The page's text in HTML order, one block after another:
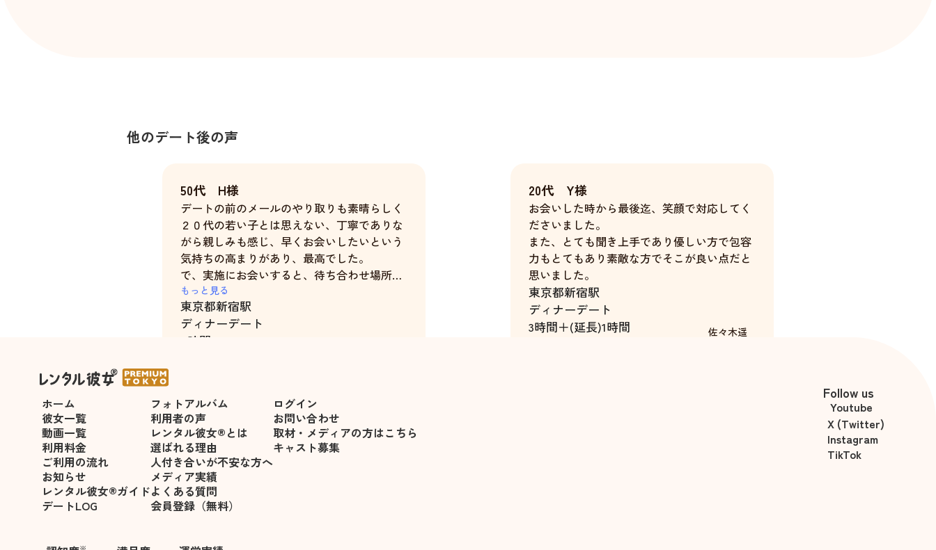
他のデート後の声
50代 H様
デートの前のメールのやり取りも素晴らしく
２０代の若い子とは思えない、丁寧でありな
がら親しみも感じ、早くお会いしたいという
気持ちの高まりがあり、最高でした。
で、実施にお会いすると、待ち合わせ場所に
居る 私の所に駆け寄って来る姿の段階から、
もう完璧でした。
初めてとは思えない、見事な彼女っぷりでし
た。
トさんとのデートでした。
１人の時とは違う明るさも、親しみやすさも
増して、より一層最高の彼女でした。
またデートをお願いしたいです。
もっと見る
東京都新宿駅
ディナーデート
4時間
20代 Y様
お会いした時から最後迄、笑顔で対応してく
ださいました。
また、とても聞き上手であり優しい方で包容
力もとてもあり素敵な方でそこが良い点だと
思いました。
東京都新宿駅
ディナーデート
3時間＋(延長)1時間
佐々木遥
ホーム
彼女一覧
動画一覧
利用料金
ご利用の流れ
お知らせ
レンタル彼女®ガイド
デートLOG
フォトアルバム
利用者の声
レンタル彼女®とは
選ばれる理由
人付き合いが不安な方へ
メディア実績
よくある質問
会員登録（無料）
ログイン
お問い合わせ
取材・メディアの方はこちら
キャスト募集
Follow us
Youtube
X (Twitter)
Instagram
TikTok